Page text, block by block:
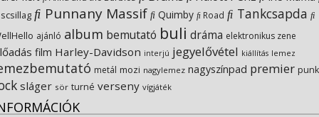
Punnany Massif Quimby Road Tankcsapda
ajánló album bemutató buli dráma elektronikus zene
film Harley-Davidson interjú jegyelővétel kiállítás lemez
metál mozi nagylemez nagyszínpad premier punk
sláger sör turné verseny vígjáték